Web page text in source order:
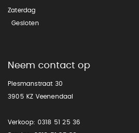
Zaterdag
Gesloten
Neem contact op
Plesmanstraat 30
3905 KZ Veenendaal
Verkoop: 0318 51 25 36